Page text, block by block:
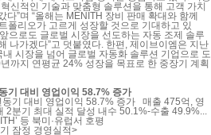
신적인 기술과 맞춤형 솔루션을 통해 고객 가치
”며 “올해는 MENITH 장비 판매 확대와 함께
폴리오가 고르게 성장할 것으로 기대하고 있
으로도 글로벌 시장을 선도하는 자동 조제 솔루
나가겠다”고 덧붙였다. 한편, 제이브이엠은 지난
시장을 넘어 글로벌 자동화 솔루션 기업으로 도
까지 연평균 24% 성장을 목표로 한 중장기 계획
기 대비 영업이익 58.7% 증가
기 대비 영업이익 58.7% 증가 매출 475억, 영
2분기 최대 실적 달성 내수 50.1%-수출 49.9%...
‘MENITH’ 등 북미·유럽서 호평
년 2분기 잠정 경영실적>